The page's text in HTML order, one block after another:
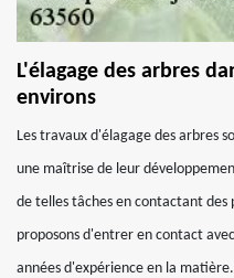
L'élagage des arbres
environs
Les travaux d'élagage des arbres
une maîtrise de leur
de telles tâches en contactant des
proposons d'entrer en contact
années d'expérience en la